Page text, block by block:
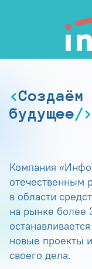
Создаём
будущее
Компания
отечественным
в области
на рынке более
новые проекты
своего дела.